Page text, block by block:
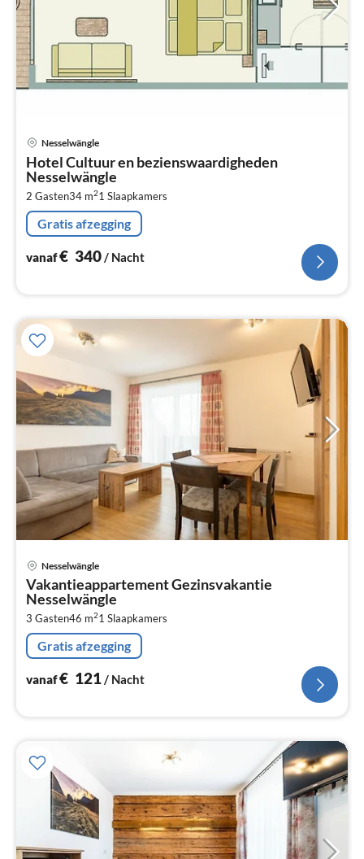
Nesselwängle
Hotel Cultuur en bezienswaardigheden
Nesselwängle
2 Gasten34 m21 Slaapkamers
Gratis afzegging
vanaf€ 340/ Nacht
Nesselwängle
Vakantieappartement Gezinsvakantie
Nesselwängle
3 Gasten46 m21 Slaapkamers
Gratis afzegging
vanaf€ 121/ Nacht